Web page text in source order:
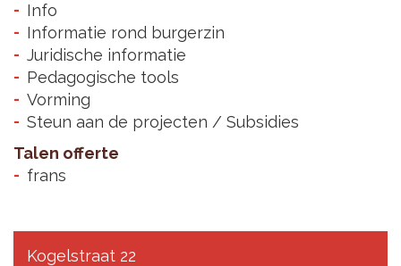
Info
Informatie rond burgerzin
Juridische informatie
Pedagogische tools
Vorming
Steun aan de projecten / Subsidies
Talen offerte
frans
Kogelstraat 22